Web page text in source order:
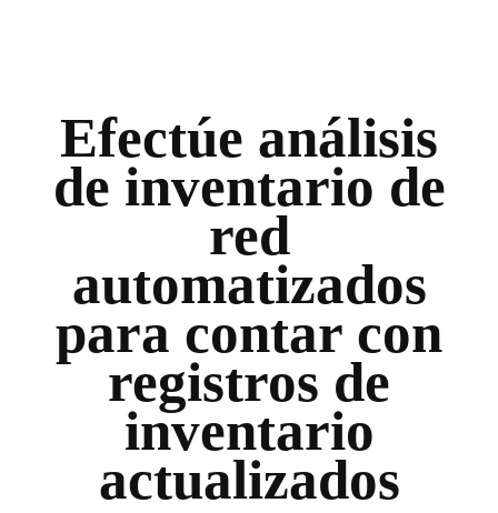
Efectúe análisis
de inventario de
red
automatizados
para contar con
registros de
inventario
actualizados